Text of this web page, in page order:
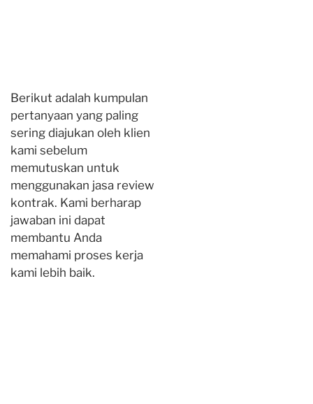
Berikut adalah kumpulan
pertanyaan yang paling
sering diajukan oleh klien
kami sebelum
memutuskan untuk
menggunakan jasa review
kontrak. Kami berharap
jawaban ini dapat
membantu Anda
memahami proses kerja
kami lebih baik.